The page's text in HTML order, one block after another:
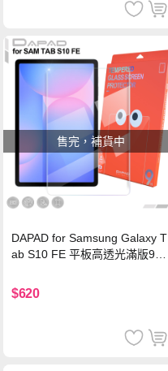
售完，補貨中
DAPAD for Samsung Galaxy T
ab S10 FE 平板高透光滿版9H
$620